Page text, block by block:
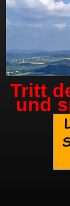
Tritt
und